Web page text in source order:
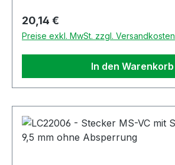
Regulärer Preis:
20,14 €
Preise exkl. MwSt. zzgl. Versandkosten
In den Warenkorb